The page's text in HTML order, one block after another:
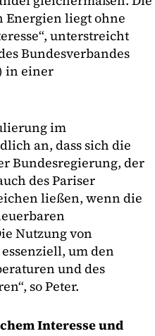
Energien liegt ohne
unterstreicht
Bundesverbandes
in einer
im
an, dass sich die
Bundesregierung, der
des Pariser
ließen, wenn die
Nutzung von
um den
und des
so Peter.
Interesse und